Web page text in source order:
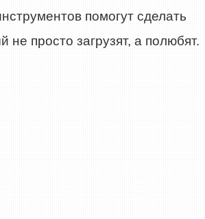
помогут сделать
не просто загрузят, а полюбят.